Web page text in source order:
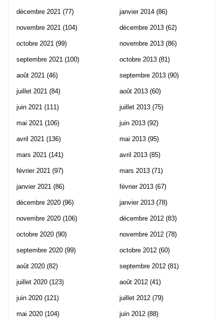
décembre 2021 (77)
novembre 2021 (104)
octobre 2021 (99)
septembre 2021 (100)
août 2021 (46)
juillet 2021 (84)
juin 2021 (111)
mai 2021 (106)
avril 2021 (136)
mars 2021 (141)
février 2021 (97)
janvier 2021 (86)
décembre 2020 (96)
novembre 2020 (106)
octobre 2020 (90)
septembre 2020 (99)
août 2020 (82)
juillet 2020 (123)
juin 2020 (121)
mai 2020 (104)
janvier 2014 (86)
décembre 2013 (62)
novembre 2013 (86)
octobre 2013 (81)
septembre 2013 (90)
août 2013 (60)
juillet 2013 (75)
juin 2013 (92)
mai 2013 (95)
avril 2013 (85)
mars 2013 (71)
février 2013 (67)
janvier 2013 (78)
décembre 2012 (83)
novembre 2012 (78)
octobre 2012 (60)
septembre 2012 (81)
août 2012 (41)
juillet 2012 (79)
juin 2012 (88)